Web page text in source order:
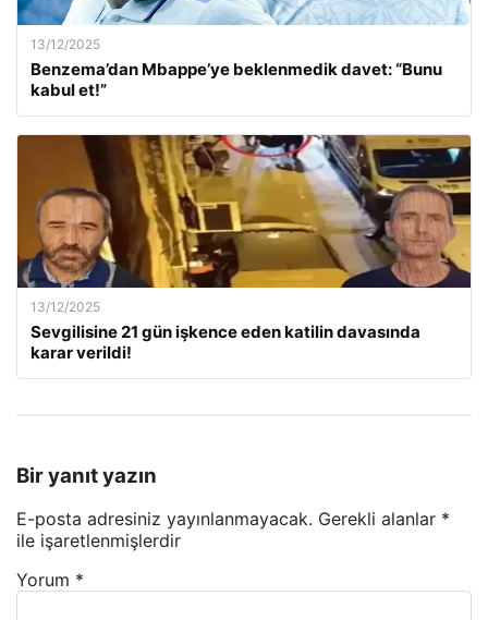
13/12/2025
Benzema’dan Mbappe’ye beklenmedik davet: “Bunu
kabul et!”
13/12/2025
Sevgilisine 21 gün işkence eden katilin davasında
karar verildi!
Bir yanıt yazın
E-posta adresiniz yayınlanmayacak. Gerekli alanlar *
ile işaretlenmişlerdir
Yorum *